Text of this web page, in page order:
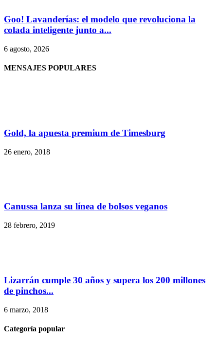
Goo! Lavanderías: el modelo que revoluciona la
colada inteligente junto a...
6 agosto, 2026
MENSAJES POPULARES
Gold, la apuesta premium de Timesburg
26 enero, 2018
Canussa lanza su línea de bolsos veganos
28 febrero, 2019
Lizarrán cumple 30 años y supera los 200 millones
de pinchos...
6 marzo, 2018
Categoría popular